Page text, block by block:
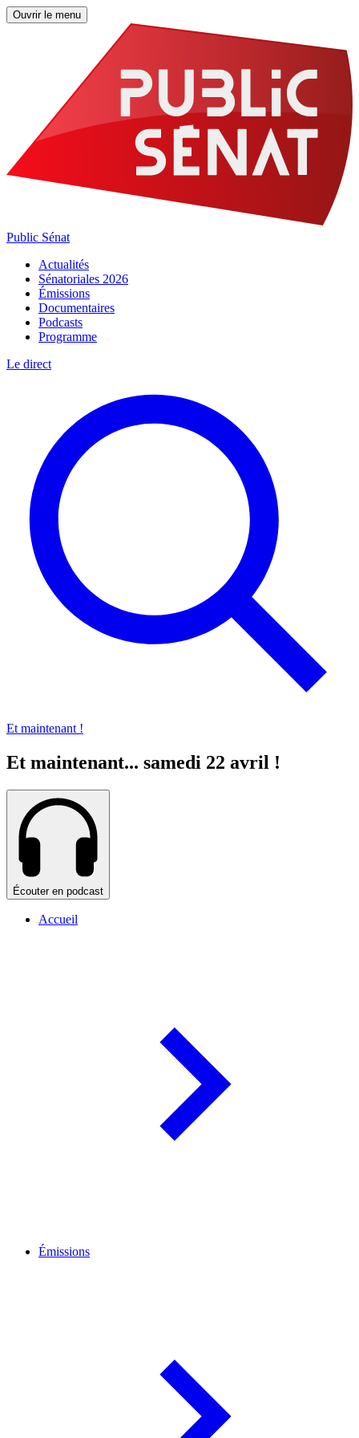
Ouvrir le menu
Public Sénat
Actualités
Sénatoriales 2026
Émissions
Documentaires
Podcasts
Programme
Le direct
Et maintenant !
Et maintenant... samedi 22 avril !
Écouter en podcast
Accueil
Émissions